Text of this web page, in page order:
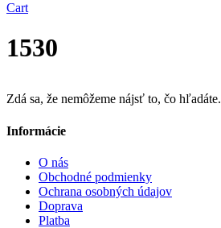
Cart
1530
Zdá sa, že nemôžeme nájsť to, čo hľadáte.
Informácie
O nás
Obchodné podmienky
Ochrana osobných údajov
Doprava
Platba